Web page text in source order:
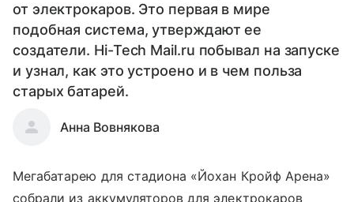
от электрокаров. Это первая в мире
подобная система, утверждают ее
создатели. Hi-Tech Mail.ru побывал на запуске
и узнал, как это устроено и в чем польза
старых батарей.
Анна Вовнякова
Мегабатарею для стадиона «Йохан Кройф Арена»
собрали из аккумуляторов для электрокаров